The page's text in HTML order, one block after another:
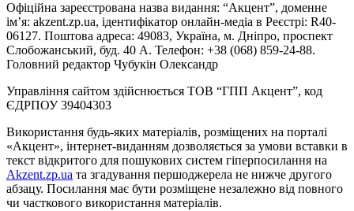
Офіційна зареєстрована назва видання: “Акцент”, доменне
ім’я: akzent.zp.ua, ідентифікатор онлайн-медіа в Реєстрі: R40-
06127. Поштова адреса: 49083, Україна, м. Дніпро, проспект
Слобожанський, буд. 40 А. Телефон: +38 (068) 859-24-88.
Головний редактор Чубукін Олександр
Управління сайтом здійснюється ТОВ “ГПП Акцент”, код
ЄДРПОУ 39404303
Використання будь-яких матеріалів, розміщених на порталі
«Акцент», інтернет-виданням дозволяється за умови вставки в
текст відкритого для пошукових систем гіперпосилання на
Akzent.zp.ua та згадування першоджерела не нижче другого
абзацу. Посилання має бути розміщене незалежно від повного
чи часткового використання матеріалів.